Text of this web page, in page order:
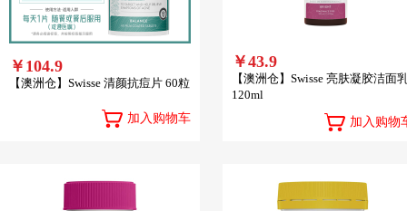
￥104.9
【澳洲仓】Swisse 清颜抗痘片 60粒
加入购物车
￥43.9
【澳洲仓】Swisse 亮肤凝胶洁面
120ml
加入购物